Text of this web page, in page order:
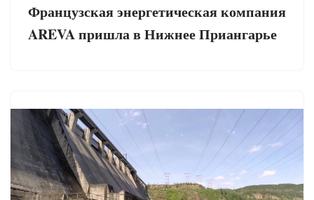
Французская энергетическая компания
AREVA пришла в Нижнее Приангарье